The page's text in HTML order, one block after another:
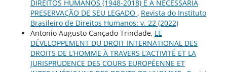
DIREITOS HUMANOS (1948-2018) E A NECESSÁRIA
PRESERVAÇÃO DE SEU LEGADO , Revista do Instituto
Brasileiro de Direitos Humanos: v. 22 (2022)
Antonio Augusto Cançado Trindade, LE
DÉVELOPPEMENT DU DROIT INTERNATIONAL DES
DROITS DE L’HOMME À TRAVERS L’ACTIVITÉ ET LA
JURISPRUDENCE DES COURS EUROPÉENNE ET